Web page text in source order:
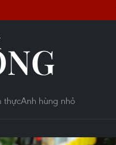
thựcAnh hùng nhỏ